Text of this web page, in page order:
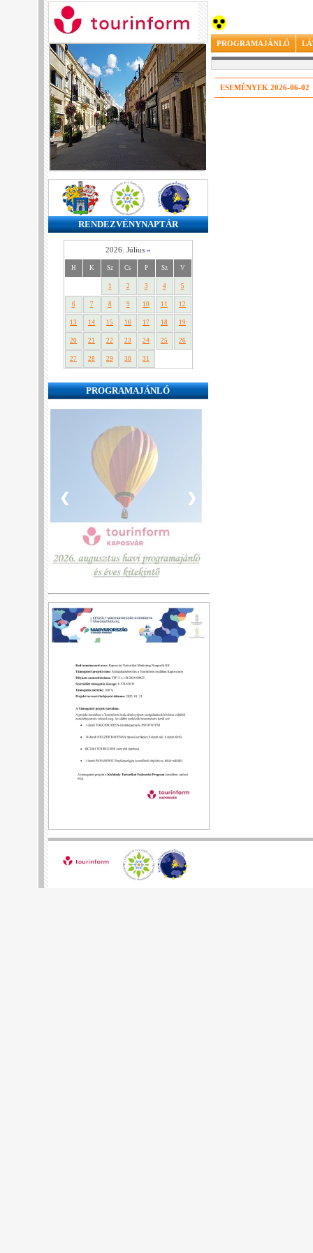
RENDEZVÉNYNAPTÁR
2026. Július »
H K Sz Cs P Sz V
1 2 3 4 5
6 7 8 9 10 11 12
13 14 15 16 17 18 19
20 21 22 23 24 25 26
27 28 29 30 31
PROGRAMAJÁNLÓ
❮ ❯
PROGRAMAJÁNLÓ
ESEMÉNYEK 2026-06-02